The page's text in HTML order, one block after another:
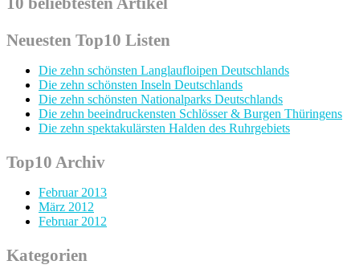
Neuesten Top10 Listen
Die zehn schönsten Langlaufloipen Deutschlands
Die zehn schönsten Inseln Deutschlands
Die zehn schönsten Nationalparks Deutschlands
Die zehn beeindruckensten Schlösser & Burgen Thüringens
Die zehn spektakulärsten Halden des Ruhrgebiets
Top10 Archiv
Februar 2013
März 2012
Februar 2012
Kategorien